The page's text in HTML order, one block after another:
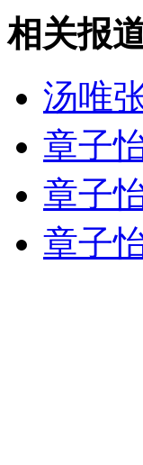
无痛分娩是否
外交部：反对
外交部：有关
安徽一实载49
相关报
汤唯
章子
章子
章子